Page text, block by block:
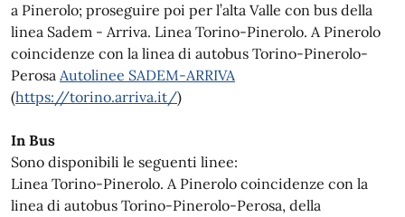
a Pinerolo; proseguire poi per l’alta Valle con bus della
linea Sadem - Arriva. Linea Torino-Pinerolo. A Pinerolo
coincidenze con la linea di autobus Torino-Pinerolo-
Perosa Autolinee SADEM-ARRIVA
(https://torino.arriva.it/)
In Bus
Sono disponibili le seguenti linee:
Linea Torino-Pinerolo. A Pinerolo coincidenze con la
linea di autobus Torino-Pinerolo-Perosa, della